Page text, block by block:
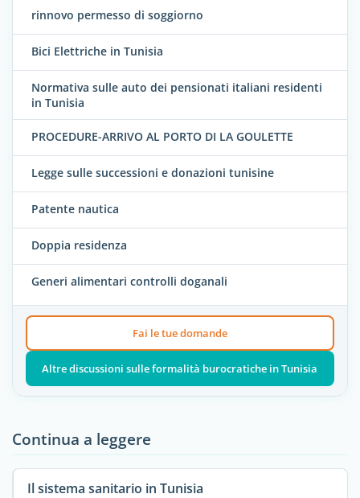
rinnovo permesso di soggiorno
Bici Elettriche in Tunisia
Normativa sulle auto dei pensionati italiani residenti
in Tunisia
PROCEDURE-ARRIVO AL PORTO DI LA GOULETTE
Legge sulle successioni e donazioni tunisine
Patente nautica
Doppia residenza
Generi alimentari controlli doganali
Fai le tue domande
Altre discussioni sulle formalità burocratiche in Tunisia
Continua a leggere
Il sistema sanitario in Tunisia